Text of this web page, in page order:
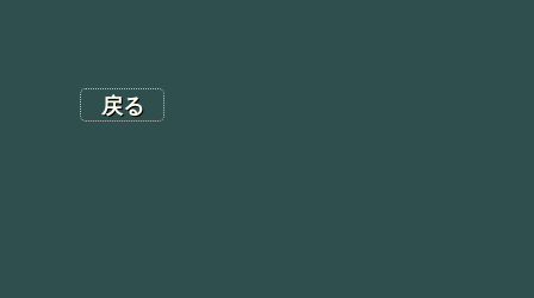
戻る